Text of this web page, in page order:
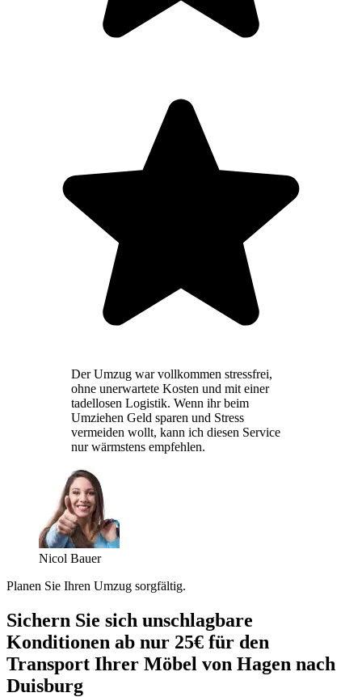
Der Umzug war vollkommen stressfrei,
ohne unerwartete Kosten und mit einer
tadellosen Logistik. Wenn ihr beim
Umziehen Geld sparen und Stress
vermeiden wollt, kann ich diesen Service
nur wärmstens empfehlen.
Nicol Bauer
Planen Sie Ihren Umzug sorgfältig.
Sichern Sie sich unschlagbare
Konditionen ab nur 25€ für den
Transport Ihrer Möbel von Hagen nach
Duisburg